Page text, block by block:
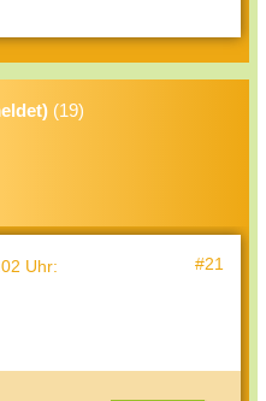
(19)
Uhr: #21